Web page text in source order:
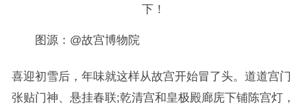
图源：@故宫博物院
喜迎初雪后，年味就这样从故宫开始冒了头。道道宫门
张贴门神、悬挂春联;乾清宫和皇极殿廊庑下铺陈宫灯，